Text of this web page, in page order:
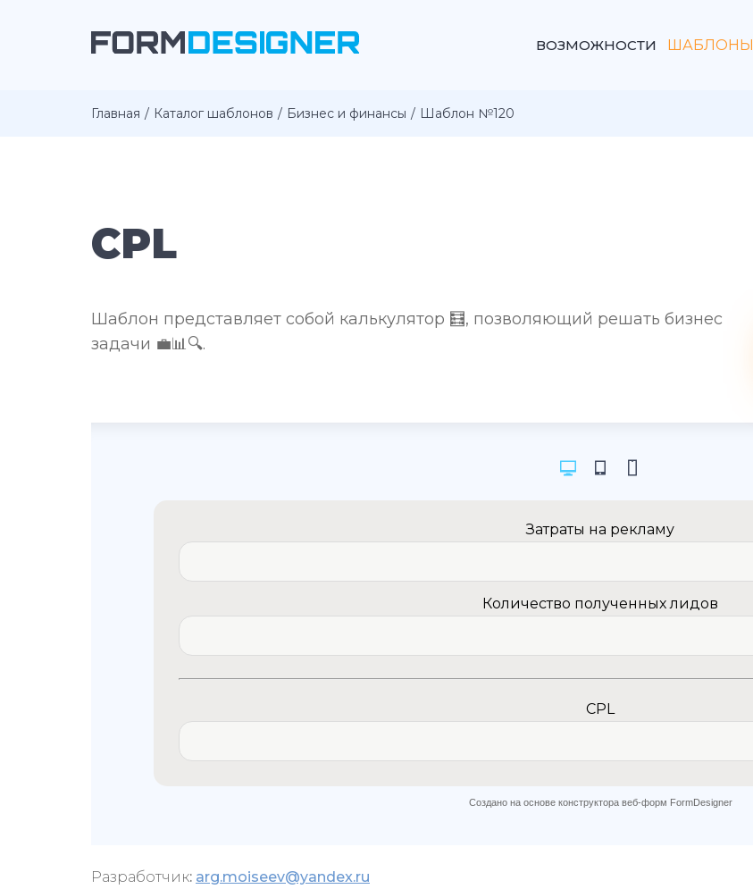
ВОЗМОЖНОСТИ ШАБЛОНЫ
Главная Каталог шаблонов Бизнес и финансы Шаблон №120
CPL
Шаблон представляет собой калькулятор 🧮, позволяющий решать бизнес
задачи 💼📊🔍.
Разработчик: arg.moiseev@yandex.ru